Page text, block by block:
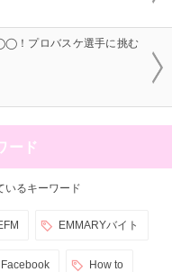
！プロバスケ選手に挑む
ード
いるキーワード
EMMARYバイト
Facebook How to